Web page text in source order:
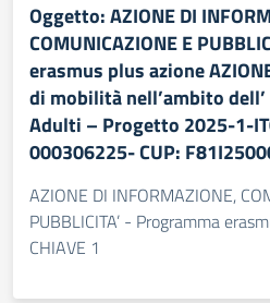
Oggetto: AZIONE DI
COMUNICAZIONE E
erasmus plus azione
di mobilità nell’ambito
Adulti – Progetto 2025-1-
000306225- CUP:
AZIONE DI INFORMAZIONE,
PUBBLICITA’ - Programma
CHIAVE 1